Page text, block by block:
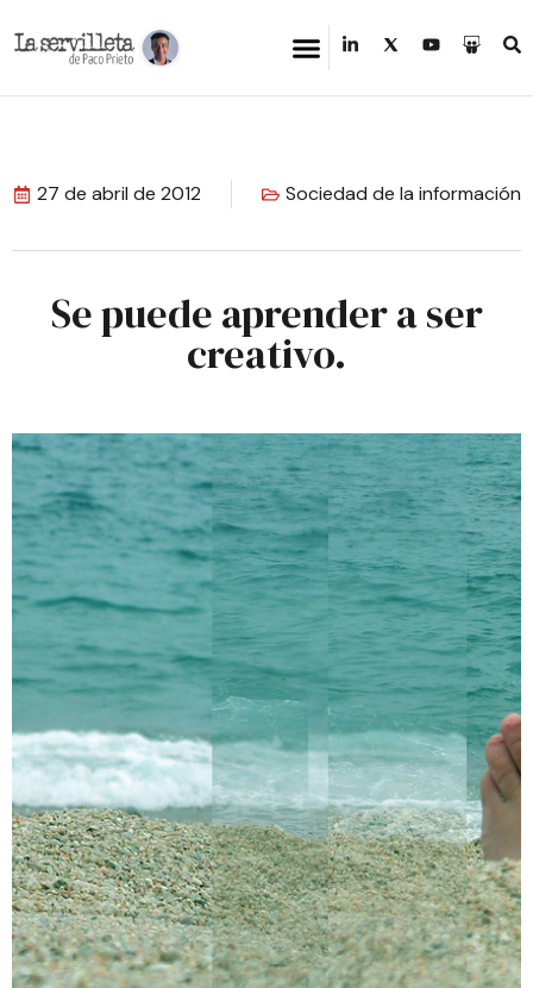
27 de abril de 2012 Sociedad de la información
Se puede aprender a ser
creativo.